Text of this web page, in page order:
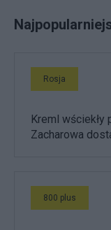
Rosja
Kreml wściekły
Zacharowa
800 plus